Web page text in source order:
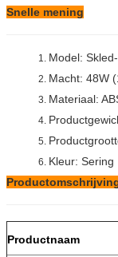
Snelle mening
1. Model:
2. Macht: 48W
3. Materiaal:
4.
5.
6. Kleur: Sering
Productnaam